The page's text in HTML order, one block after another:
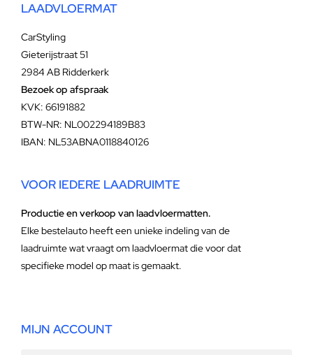
LAADVLOERMAT
CarStyling
Gieterijstraat 51
2984 AB Ridderkerk
Bezoek op afspraak
KVK: 66191882
BTW-NR: NL002294189B83
IBAN: NL53ABNA0118840126
VOOR IEDERE LAADRUIMTE
Productie en verkoop van laadvloermatten.
Elke bestelauto heeft een unieke indeling van de
laadruimte wat vraagt om laadvloermat die voor dat
specifieke model op maat is gemaakt.
MIJN ACCOUNT